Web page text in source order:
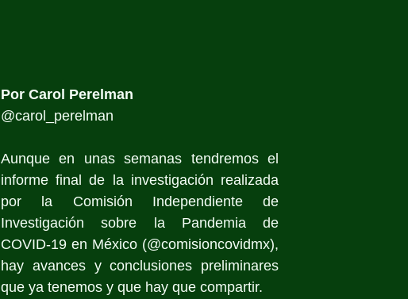
Por Carol Perelman
@carol_perelman
Aunque en unas semanas tendremos el
informe final de la investigación realizada
por la Comisión Independiente de
Investigación sobre la Pandemia de
COVID-19 en México (@comisioncovidmx),
hay avances y conclusiones preliminares
que ya tenemos y que hay que compartir.